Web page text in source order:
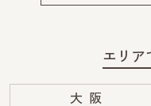
エリア
大阪